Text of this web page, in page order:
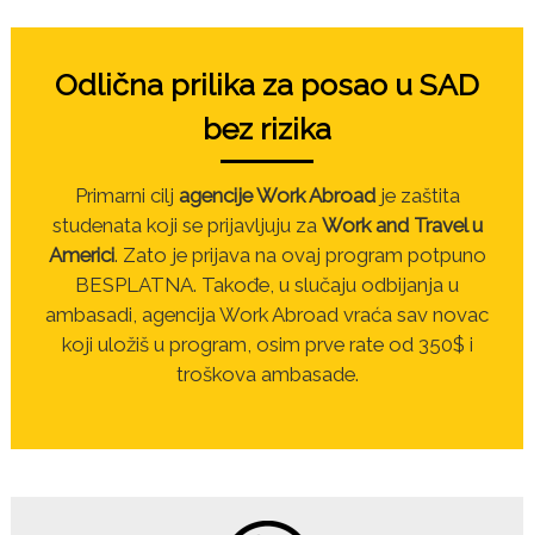
Odlična prilika za posao u SAD
bez rizika
Primarni cilj agencije Work Abroad je zaštita
studenata koji se prijavljuju za Work and Travel u
Americi. Zato je prijava na ovaj program potpuno
BESPLATNA. Takođe, u slučaju odbijanja u
ambasadi, agencija Work Abroad vraća sav novac
koji uložiš u program, osim prve rate od 350$ i
troškova ambasade.